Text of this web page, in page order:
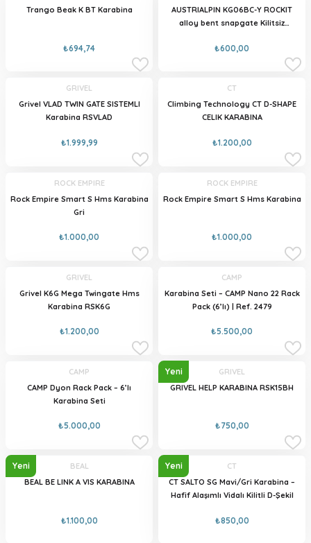
Trango Beak K BT Karabina
₺694,74
AUSTRIALPIN KG06BC-Y ROCKIT
alloy bent snapgate Kilitsiz
₺600,00
GRIVEL
Grivel VLAD TWIN GATE SISTEMLI
Karabina RSVLAD
₺1.999,99
CT
Climbing Technology CT D-SHAPE
CELIK KARABINA
₺1.200,00
ROCK EMPIRE
Rock Empire Smart S Hms Karabina
Gri
₺1.000,00
ROCK EMPIRE
Rock Empire Smart S Hms Karabina
₺1.000,00
GRIVEL
Grivel K6G Mega Twingate Hms
Karabina RSK6G
₺1.200,00
CAMP
Karabina Seti – CAMP Nano 22 Rack
Pack (6’lı) | Ref. 2479
₺5.500,00
CAMP
CAMP Dyon Rack Pack – 6’lı
Karabina Seti
₺5.000,00
Yeni
GRIVEL
GRIVEL HELP KARABINA RSK15BH
₺750,00
Yeni
BEAL
BEAL BE LINK A VIS KARABINA
₺1.100,00
Yeni
CT
CT SALTO SG Mavi/Gri Karabina –
Hafif Alaşımlı Vidalı Kilitli D-Şekil
₺850,00